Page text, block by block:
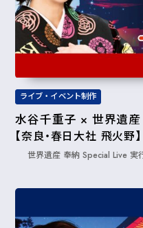
ライブ・イベント制作
水谷千重子 × 世界遺
【奈良・春日大社 飛火野】
世界遺産 奉納 Special Live 実